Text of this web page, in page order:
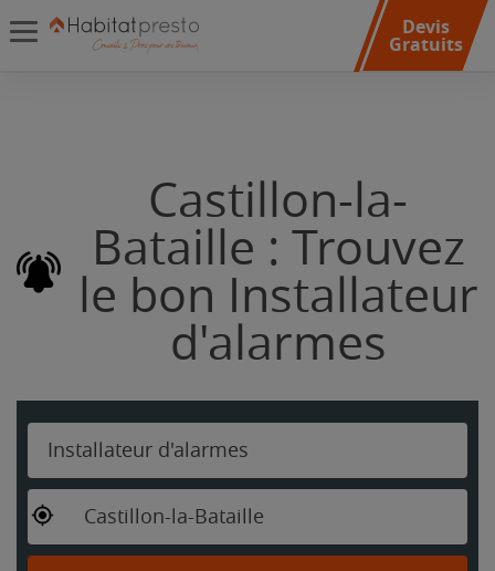
Devis
Gratuits
Castillon-la-
Bataille : Trouvez
le bon Installateur
d'alarmes
Installateur d'alarmes
Castillon-la-Bataille